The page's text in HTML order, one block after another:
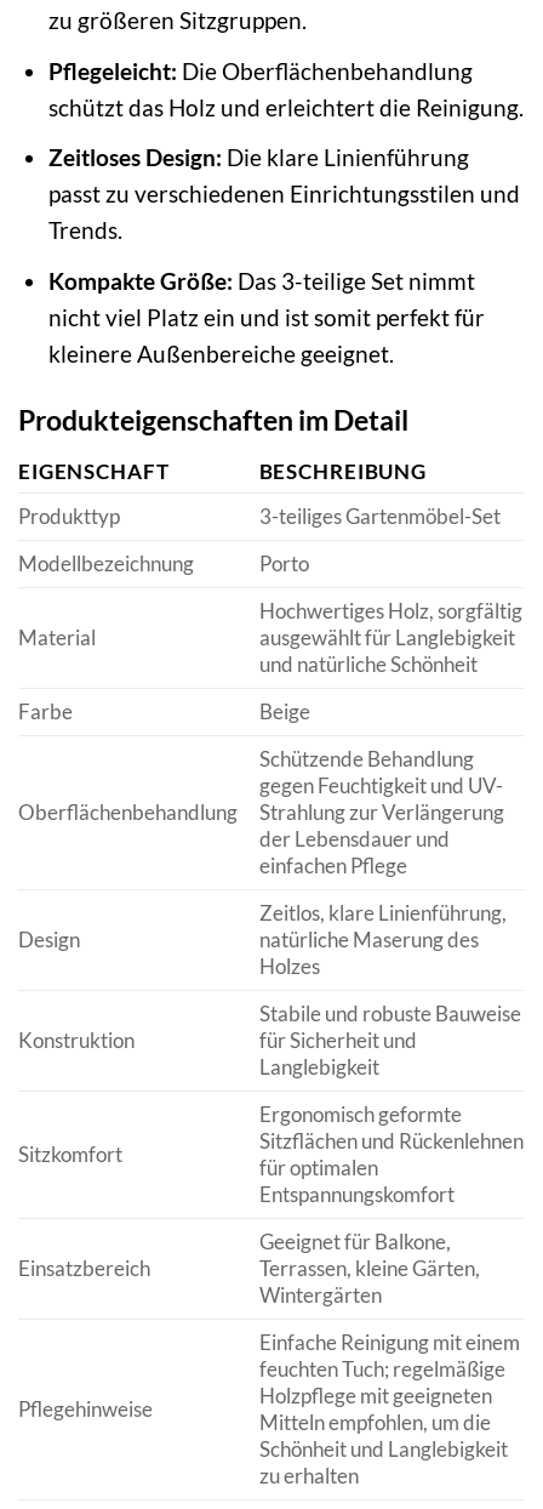
zu größeren Sitzgruppen.
Pflegeleicht: Die Oberflächenbehandlung
schützt das Holz und erleichtert die Reinigung.
Zeitloses Design: Die klare Linienführung
passt zu verschiedenen Einrichtungsstilen und
Trends.
Kompakte Größe: Das 3-teilige Set nimmt
nicht viel Platz ein und ist somit perfekt für
kleinere Außenbereiche geeignet.
Produkteigenschaften im Detail
EIGENSCHAFT
BESCHREIBUNG
Produkttyp
3-teiliges Gartenmöbel-Set
Modellbezeichnung
Porto
Material
Hochwertiges Holz, sorgfältig
ausgewählt für Langlebigkeit
und natürliche Schönheit
Farbe
Beige
Oberflächenbehandlung
Schützende Behandlung
gegen Feuchtigkeit und UV-
Strahlung zur Verlängerung
der Lebensdauer und
einfachen Pflege
Design
Zeitlos, klare Linienführung,
natürliche Maserung des
Holzes
Konstruktion
Stabile und robuste Bauweise
für Sicherheit und
Langlebigkeit
Sitzkomfort
Ergonomisch geformte
Sitzflächen und Rückenlehnen
für optimalen
Entspannungskomfort
Einsatzbereich
Geeignet für Balkone,
Terrassen, kleine Gärten,
Wintergärten
Pflegehinweise
Einfache Reinigung mit einem
feuchten Tuch; regelmäßige
Holzpflege mit geeigneten
Mitteln empfohlen, um die
Schönheit und Langlebigkeit
zu erhalten